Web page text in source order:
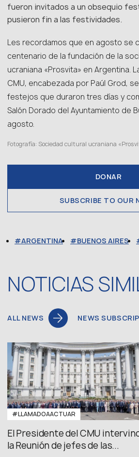
fueron invitados a un obsequio
pusieron fin a las festividades.
Les recordamos que en agosto se
centenario de la fundación de la
ucraniana «Prosvita» en Argentina.
CMU, encabezada por Paúl Grod,
festejos que duraron tres días y
Salón Dorado del Ayuntamiento de
agosto.
Fotografía: Sociedad cultural ucraniana
DONAR
SUBSCRIBE TO OUR
ARGENTINA BUENOS AIRES
NOTICIAS
ALL NEWS NEWS
#LLAMADOAACTUAR
El Presidente del CMU
la Reunión de jefes de las...